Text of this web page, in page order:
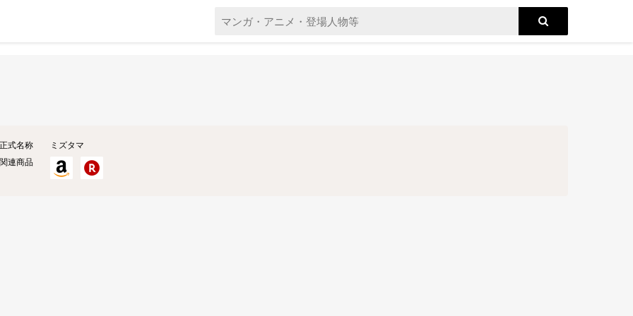
正式名称
ミズタマ
関連商品